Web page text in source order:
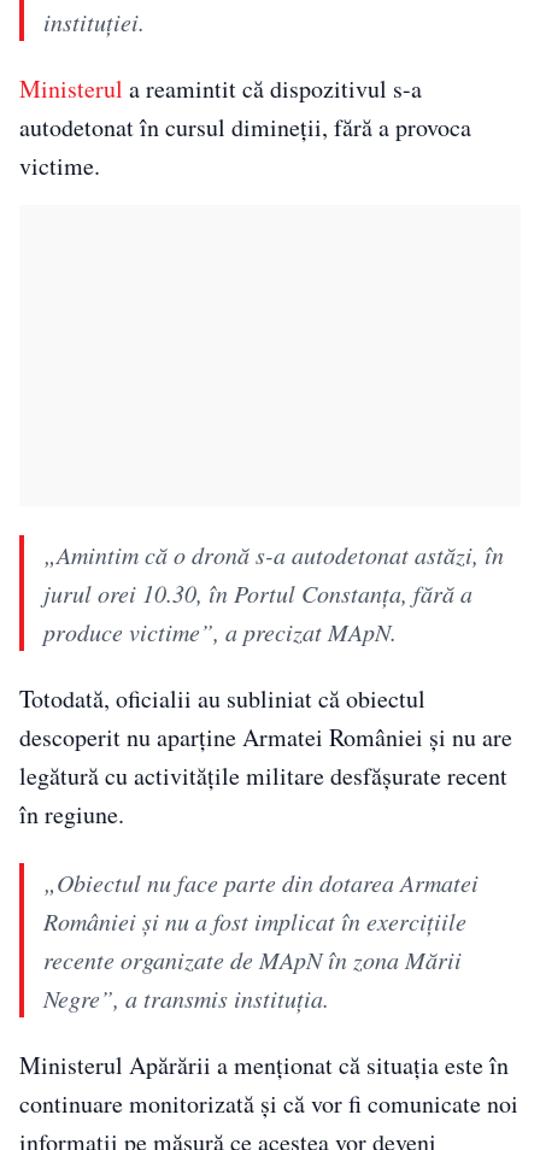
instituției.
Ministerul a reamintit că dispozitivul s-a
autodetonat în cursul dimineții, fără a provoca
victime.
„Amintim că o dronă s-a autodetonat astăzi, în
jurul orei 10.30, în Portul Constanța, fără a
produce victime”, a precizat MApN.
Totodată, oficialii au subliniat că obiectul
descoperit nu aparține Armatei României și nu are
legătură cu activitățile militare desfășurate recent
în regiune.
„Obiectul nu face parte din dotarea Armatei
României și nu a fost implicat în exercițiile
recente organizate de MApN în zona Mării
Negre”, a transmis instituția.
Ministerul Apărării a menționat că situația este în
continuare monitorizată și că vor fi comunicate noi
informații pe măsură ce acestea vor deveni